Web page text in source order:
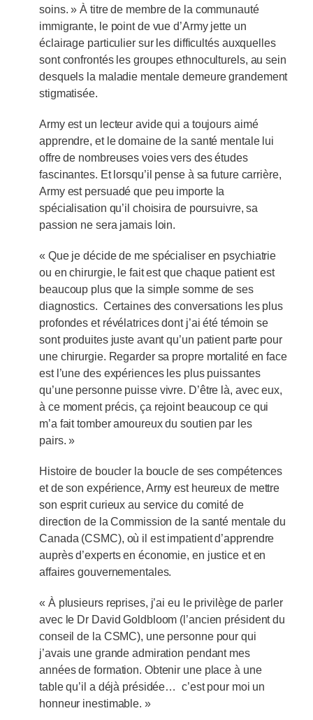
soins. » À titre de membre de la communauté
immigrante, le point de vue d’Army jette un
éclairage particulier sur les difficultés auxquelles
sont confrontés les groupes ethnoculturels, au sein
desquels la maladie mentale demeure grandement
stigmatisée.
Army est un lecteur avide qui a toujours aimé
apprendre, et le domaine de la santé mentale lui
offre de nombreuses voies vers des études
fascinantes. Et lorsqu’il pense à sa future carrière,
Army est persuadé que peu importe la
spécialisation qu’il choisira de poursuivre, sa
passion ne sera jamais loin.
« Que je décide de me spécialiser en psychiatrie
ou en chirurgie, le fait est que chaque patient est
beaucoup plus que la simple somme de ses
diagnostics. Certaines des conversations les plus
profondes et révélatrices dont j’ai été témoin se
sont produites juste avant qu’un patient parte pour
une chirurgie. Regarder sa propre mortalité en face
est l’une des expériences les plus puissantes
qu’une personne puisse vivre. D’être là, avec eux,
à ce moment précis, ça rejoint beaucoup ce qui
m’a fait tomber amoureux du soutien par les
pairs. »
Histoire de boucler la boucle de ses compétences
et de son expérience, Army est heureux de mettre
son esprit curieux au service du comité de
direction de la Commission de la santé mentale du
Canada (CSMC), où il est impatient d’apprendre
auprès d’experts en économie, en justice et en
affaires gouvernementales.
« À plusieurs reprises, j’ai eu le privilège de parler
avec le Dr David Goldbloom (l’ancien président du
conseil de la CSMC), une personne pour qui
j’avais une grande admiration pendant mes
années de formation. Obtenir une place à une
table qu’il a déjà présidée… c’est pour moi un
honneur inestimable. »